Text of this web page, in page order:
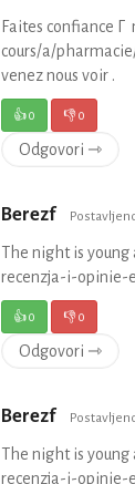
Faites confiance
cours/a/
venez nous voir .
👍0 👎0
Odgovori ⇾
Berezf
The night is
recenzja-i-opinie-
👍0 👎0
Odgovori ⇾
Berezf
The night is
recenzja-i-opinie-